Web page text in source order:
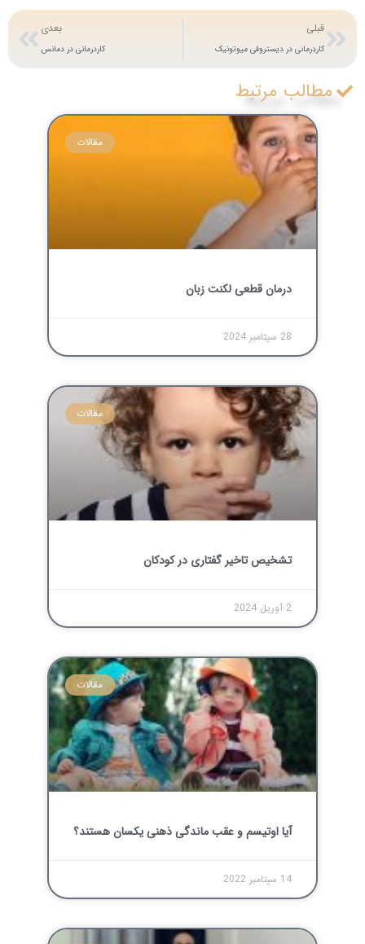
قبلی
کاردرمانی در دیستروفی میوتونیک
بعدی
کاردرمانی در دمانس
مطالب مرتبط
مقالات
درمان قطعی لکنت زبان
28 سپتامبر 2024
مقالات
تشخیص تاخیر گفتاری در کودکان
2 آوریل 2024
مقالات
آیا اوتیسم و عقب ماندگی ذهنی یکسان هستند؟
14 سپتامبر 2022